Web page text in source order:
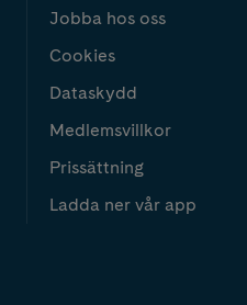
Jobba hos oss
Cookies
Dataskydd
Medlemsvillkor
Prissättning
Ladda ner vår app